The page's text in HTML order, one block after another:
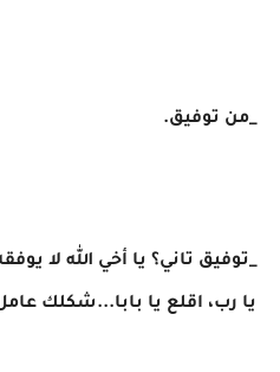
_من توفيق.
_توفيق تاني؟ يا أخي الله لا
يا رب، اقلع يا بابا...شكلك